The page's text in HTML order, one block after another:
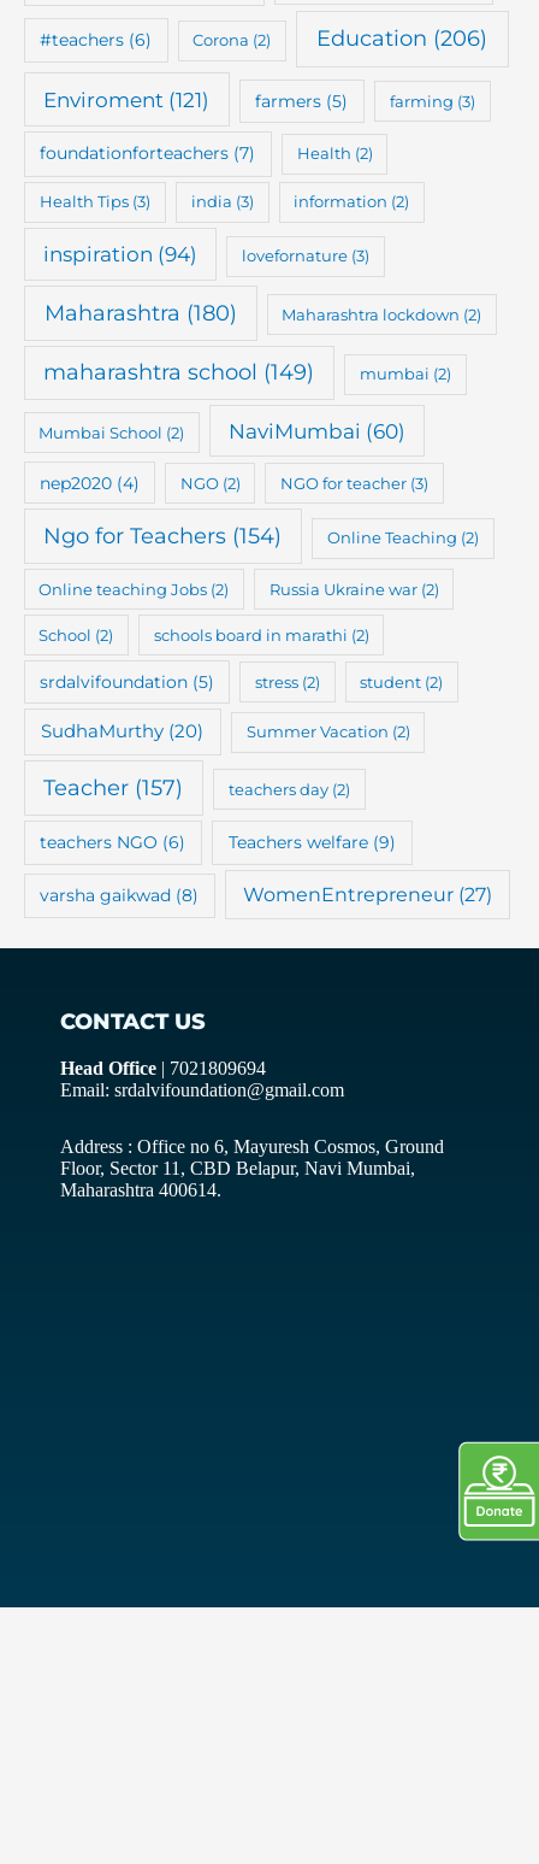
#teachers (6) Corona (2) Education (206)
Enviroment (121) farmers (5) farming (3)
foundationforteachers (7) Health (2)
Health Tips(3) india (3) information (2)
inspiration (94) lovefornature (3)
Maharashtra (180) Maharashtra lockdown (2)
maharashtra school (149) mumbai (2)
Mumbai School (2) NaviMumbai (60)
nep2020(4) NGO(2) NGO for teacher (3)
Ngo for Teachers (154) Online Teaching (2)
Online teaching Jobs (2) Russia Ukraine war(2)
School (2) schools board in marathi (2)
srdalvifoundation (5) stress (2) student (2)
SudhaMurthy (20) Summer Vacation (2)
Teacher (157) teachers day (2)
teachers NGO (6) Teachers welfare(9)
varsha gaikwad (8) WomenEntrepreneur (27)
CONTACT US
Head Office | 7021809694
Email: srdalvifoundation@gmail.com
Address : Office no 6, Mayuresh Cosmos, Ground
Floor, Sector 11, CBD Belapur, Navi Mumbai,
Maharashtra 400614.